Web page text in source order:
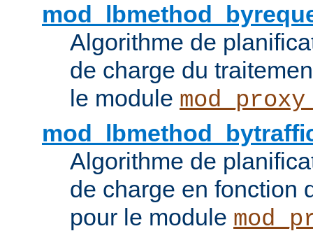
Algorithme de
de charge du
le module
Algorithme de
de charge en fonction
pour le module